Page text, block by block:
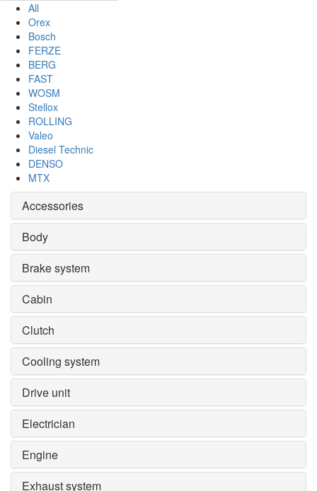
All
Orex
Bosch
FERZE
BERG
FAST
WOSM
Stellox
ROLLING
Valeo
Diesel Technic
DENSO
MTX
Accessories
Body
Brake system
Cabin
Clutch
Cooling system
Drive unit
Electrician
Engine
Exhaust system